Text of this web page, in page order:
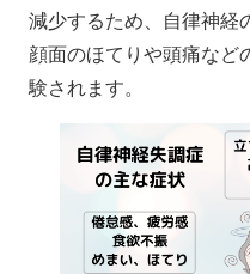
減少するため、自律神経
顔面のほてりや頭痛など
験されます。